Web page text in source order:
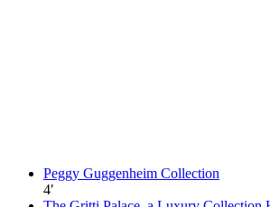
Peggy Guggenheim Collection
4′